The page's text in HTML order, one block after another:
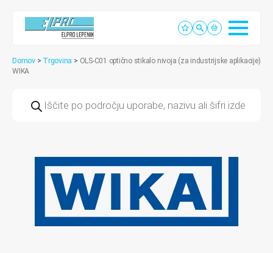
Domov > Trgovina > OLS-C01 optično stikalo nivoja (za industrijske aplikacije)
WIKA
search